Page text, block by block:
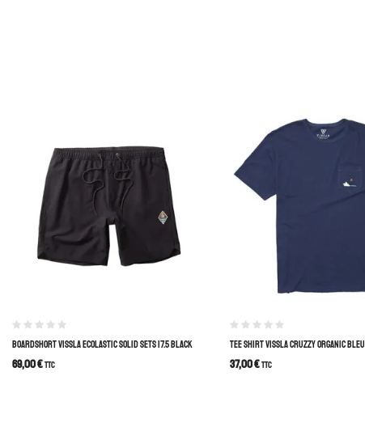
BOARDSHORT VISSLA ECOLASTIC SOLID SETS 17.5 BLACK
69,00€TTC
TEE SHIRT VISSLA CRUZZY ORGANIC BLEU
37,00€TTC